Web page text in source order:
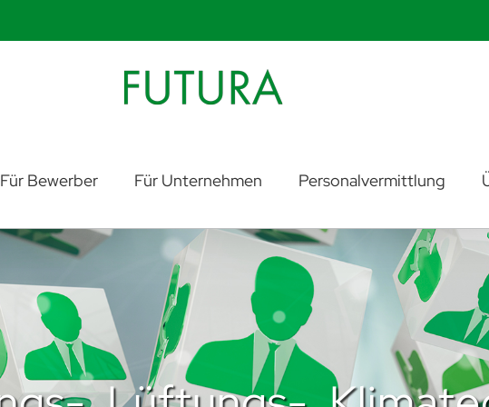
Für Bewerber Für Unternehmen Personalvermittlung